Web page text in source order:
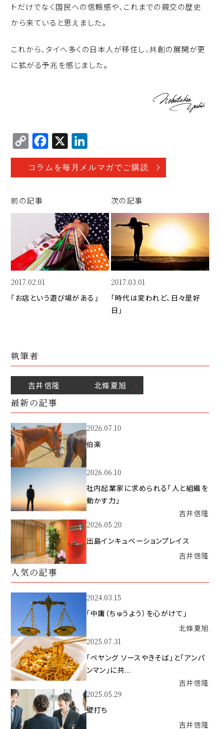
トだけでなく国民への信頼感や、これまでの親交の歴史
から来ていると思えました。
これから、タイへ多くの日本人が移住し、共創の展開が更
に拡がる予兆を感じました。
C
o
p
Li
n
k
F
a
c
o
o
k
X
n
k
I
n
コラムを毎月メルマガでご購読
前の記事
2017.02.01
「お店という遊び場がある」
次の記事
2017.03.01
「時代は変われど、日々是好
日」
執筆者
吉井信隆 北條夏旭
最新の記事
2026.07.10
伯楽
2026.06.10
社内起業家に求められる「人と組織を
動かす力」
吉井信隆
2026.05.20
出島インキュベーションプレイス
吉井信隆
人気の記事
2024.03.15
「中庸（ちゅうよう）を心がけて」
北條夏旭
2025.07.31
「ペヤング ソースやきそば」と「アンパ
ンマン」に共...
吉井信隆
2025.05.29
壁打ち
吉井信隆